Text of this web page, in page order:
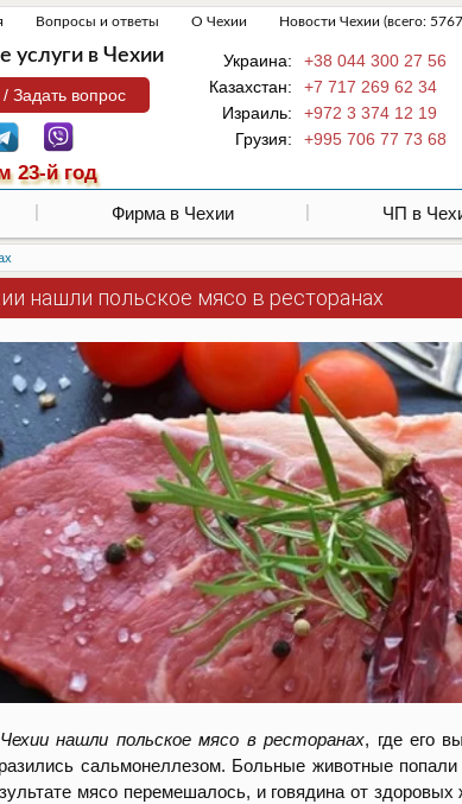
Вопросы и ответы О Чехии Новости Чехии (всего:
Задать вопрос
23-й год
услуги в Чехии Украина:
+38 044 300 27 56
Казахстан:
+7 717 269 62 34
Израиль:
+972 3 374 12 19
Грузия:
+995 706 77 73 68
Фирма в Чехии ЧП в
нашли польское мясо в ресторанах
нашли польское мясо в ресторанах, где его
сальмонеллезом. Больные животные
мясо перемешалось, и говядина от